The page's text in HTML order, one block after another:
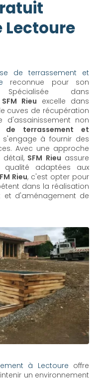
Lectoure
de terrassement et
reconnue pour son
dans
SFM Rieu excelle dans
cuves de récupération
d'assainissement non
de terrassement et
s'engage à fournir des
Avec une approche
SFM Rieu assure
adaptées aux
Rieu, c'est opter pour
dans la réalisation
et d'aménagement de
à Lectoure offre
un environnement